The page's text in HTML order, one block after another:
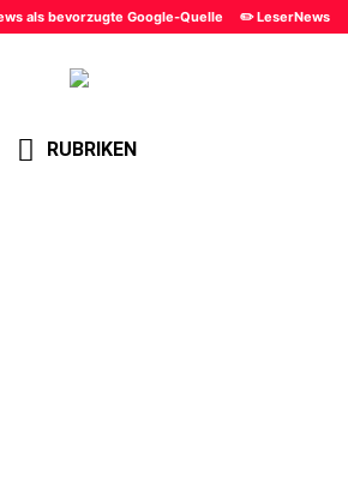
als bevorzugte Google-Quelle ✏️ LeserNews
RUBRIKEN